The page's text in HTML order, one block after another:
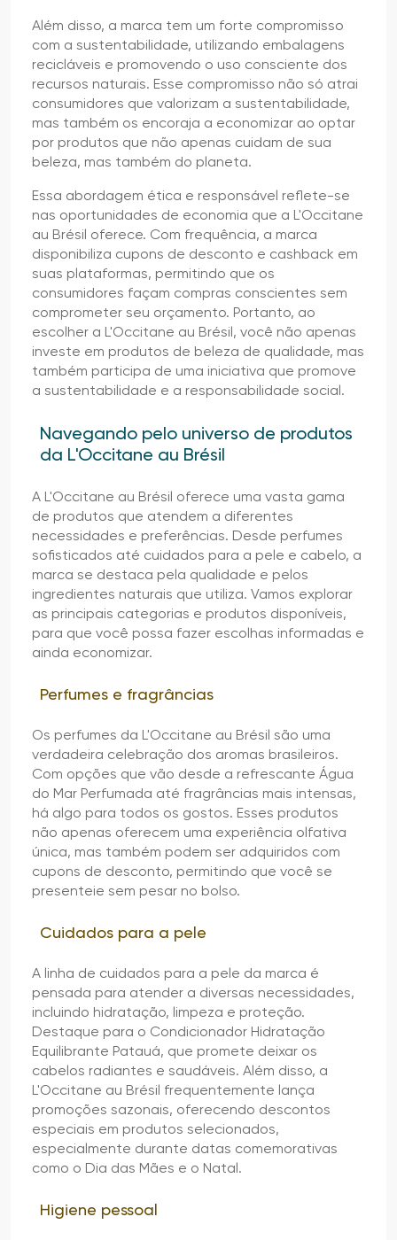
Além disso, a marca tem um forte compromisso
com a sustentabilidade, utilizando embalagens
recicláveis e promovendo o uso consciente dos
recursos naturais. Esse compromisso não só atrai
consumidores que valorizam a sustentabilidade,
mas também os encoraja a economizar ao optar
por produtos que não apenas cuidam de sua
beleza, mas também do planeta.
Essa abordagem ética e responsável reflete-se
nas oportunidades de economia que a L'Occitane
au Brésil oferece. Com frequência, a marca
disponibiliza cupons de desconto e cashback em
suas plataformas, permitindo que os
consumidores façam compras conscientes sem
comprometer seu orçamento. Portanto, ao
escolher a L'Occitane au Brésil, você não apenas
investe em produtos de beleza de qualidade, mas
também participa de uma iniciativa que promove
a sustentabilidade e a responsabilidade social.
Navegando pelo universo de produtos
da L'Occitane au Brésil
A L'Occitane au Brésil oferece uma vasta gama
de produtos que atendem a diferentes
necessidades e preferências. Desde perfumes
sofisticados até cuidados para a pele e cabelo, a
marca se destaca pela qualidade e pelos
ingredientes naturais que utiliza. Vamos explorar
as principais categorias e produtos disponíveis,
para que você possa fazer escolhas informadas e
ainda economizar.
Perfumes e fragrâncias
Os perfumes da L'Occitane au Brésil são uma
verdadeira celebração dos aromas brasileiros.
Com opções que vão desde a refrescante Água
do Mar Perfumada até fragrâncias mais intensas,
há algo para todos os gostos. Esses produtos
não apenas oferecem uma experiência olfativa
única, mas também podem ser adquiridos com
cupons de desconto, permitindo que você se
presenteie sem pesar no bolso.
Cuidados para a pele
A linha de cuidados para a pele da marca é
pensada para atender a diversas necessidades,
incluindo hidratação, limpeza e proteção.
Destaque para o Condicionador Hidratação
Equilibrante Patauá, que promete deixar os
cabelos radiantes e saudáveis. Além disso, a
L'Occitane au Brésil frequentemente lança
promoções sazonais, oferecendo descontos
especiais em produtos selecionados,
especialmente durante datas comemorativas
como o Dia das Mães e o Natal.
Higiene pessoal